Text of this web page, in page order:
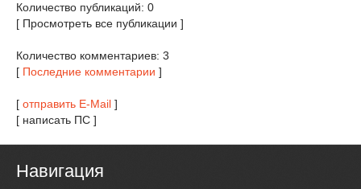
Количество публикаций: 0
[ Просмотреть все публикации ]
Количество комментариев: 3
[ Последние комментарии ]
[ отправить E-Mail ]
[ написать ПС ]
Навигация